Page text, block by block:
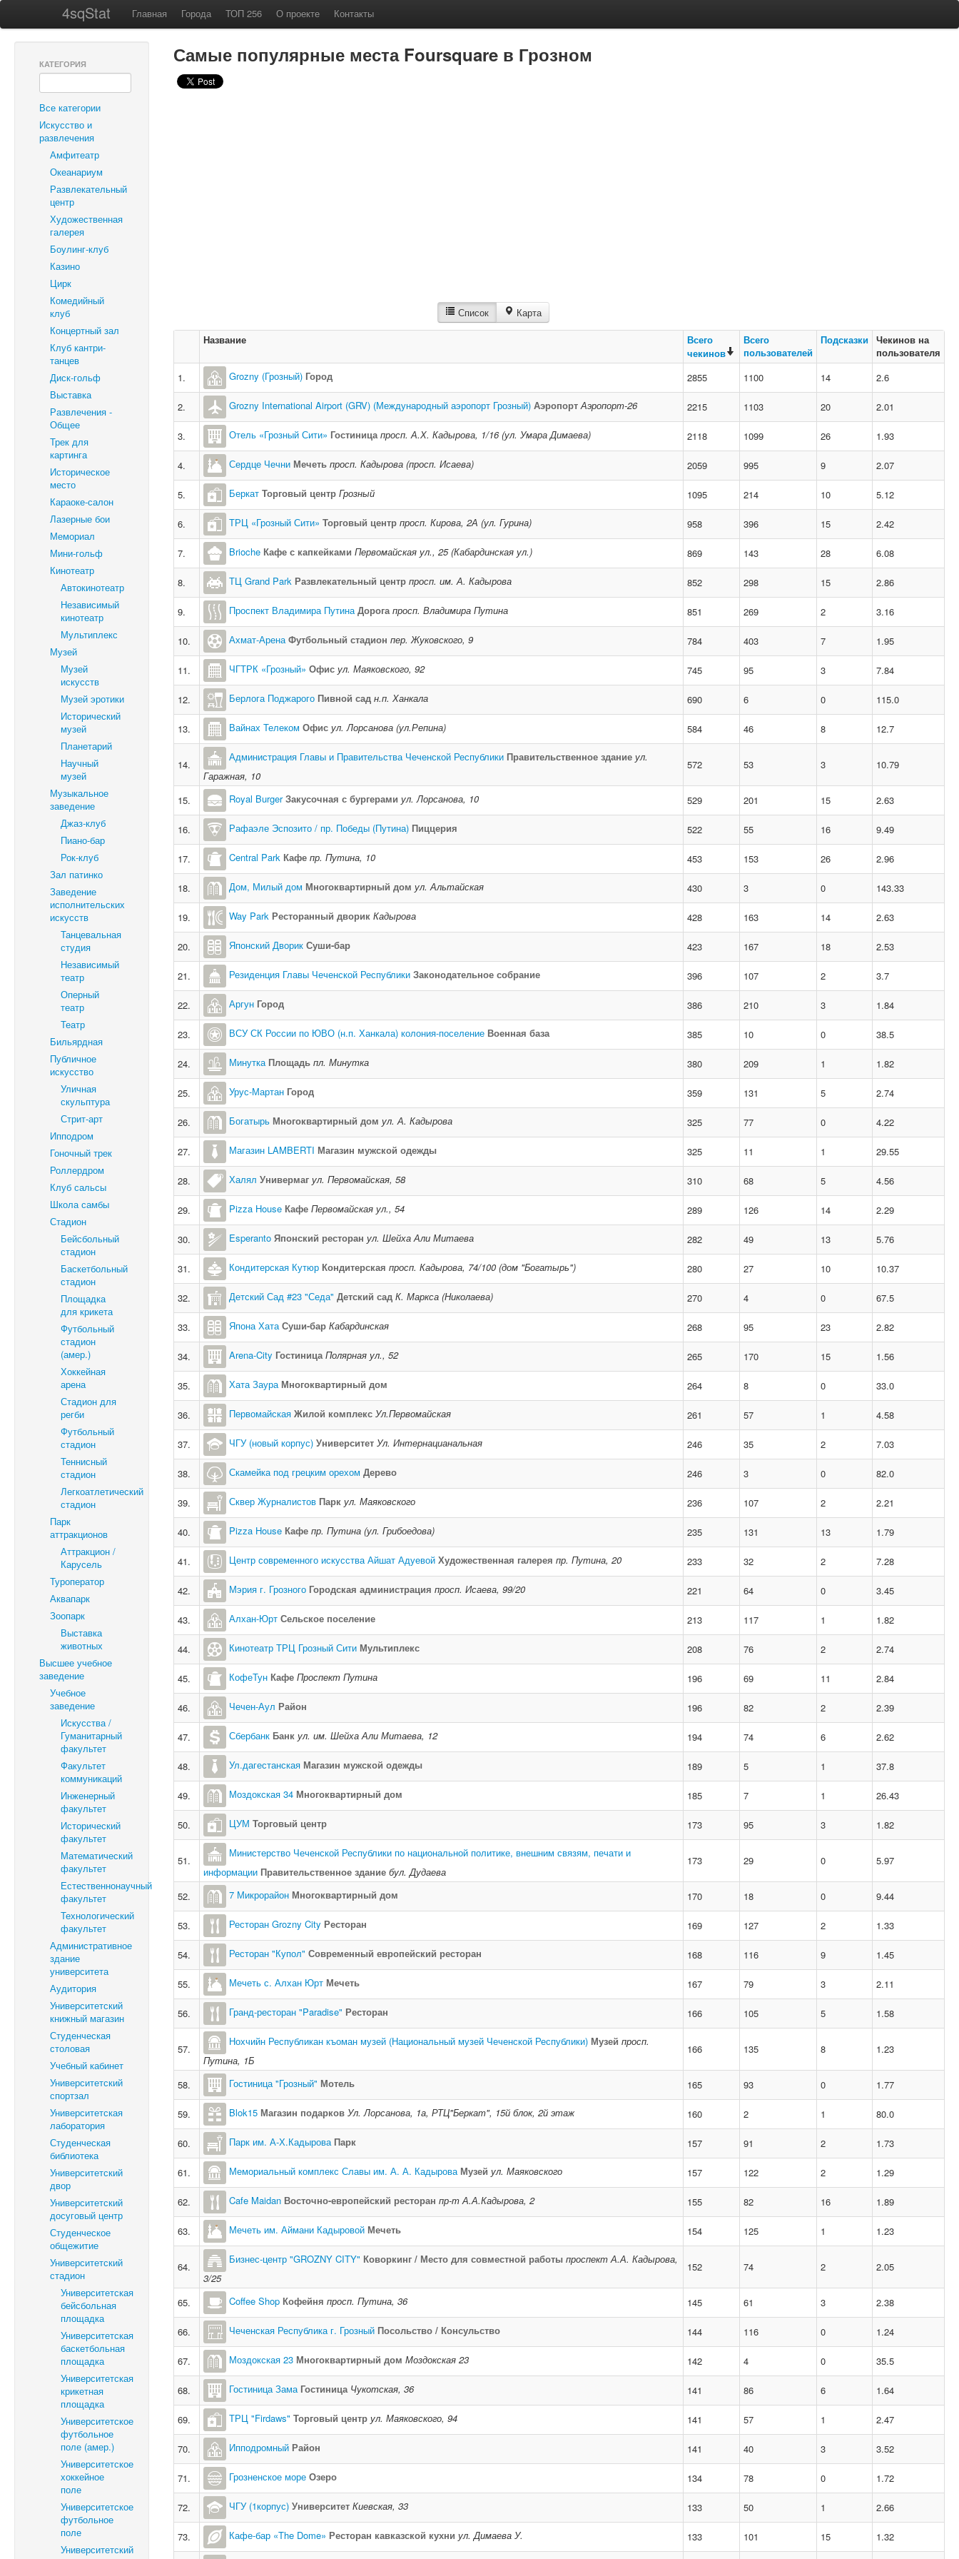
4sqStat Главная Города ТОП 256 О проекте Контакты
КАТЕГОРИЯ
Все категории
Искусство и
развлечения
Амфитеатр
Океанариум
Развлекательный
центр
Художественная
галерея
Боулинг-клуб
Казино
Цирк
Комедийный
клуб
Концертный зал
Клуб кантри-
танцев
Диск-гольф
Выставка
Развлечения -
Общее
Трек для
картинга
Историческое
место
Караоке-салон
Лазерные бои
Мемориал
Мини-гольф
Кинотеатр
Автокинотеатр
Независимый
кинотеатр
Мультиплекс
Музей
Музей
искусств
Музей эротики
Исторический
музей
Планетарий
Научный
музей
Музыкальное
заведение
Джаз-клуб
Пиано-бар
Рок-клуб
Зал патинко
Заведение
исполнительских
искусств
Танцевальная
студия
Независимый
театр
Оперный
театр
Театр
Бильярдная
Публичное
искусство
Уличная
скульптура
Стрит-арт
Ипподром
Гоночный трек
Роллердром
Клуб сальсы
Школа самбы
Стадион
Бейсбольный
стадион
Баскетбольный
стадион
Площадка
для крикета
Футбольный
стадион
(амер.)
Хоккейная
арена
Стадион для
регби
Футбольный
стадион
Теннисный
стадион
Легкоатлетический
стадион
Парк
аттракционов
Аттракцион /
Карусель
Туроператор
Аквапарк
Зоопарк
Выставка
животных
Высшее учебное
заведение
Учебное
заведение
Искусства /
Гуманитарный
факультет
Факультет
коммуникаций
Инженерный
факультет
Исторический
факультет
Математический
факультет
Естественнонаучный
факультет
Технологический
факультет
Административное
здание
университета
Аудитория
Университетский
книжный магазин
Студенческая
столовая
Учебный кабинет
Университетский
спортзал
Университетская
лаборатория
Студенческая
библиотека
Университетский
двор
Университетский
досуговый центр
Студенческое
общежитие
Университетский
стадион
Университетская
бейсбольная
площадка
Университетская
баскетбольная
площадка
Университетская
крикетная
площадка
Университетское
футбольное
поле (амер.)
Университетское
хоккейное
поле
Университетское
футбольное
поле
Университетский
Самые популярные места Foursquare в Грозном
Список
Карта
Название
Всего
чекинов
Всего
пользователей
Подсказки Чекинов на
пользователя
1.
Grozny (Грозный) Город 2855 1100 14 2.6
2. Grozny International Airport (GRV) (Международный аэропорт Грозный) Аэропорт Аэропорт-26 2215 1103 20 2.01
3. Отель «Грозный Сити» Гостиница просп. А.Х. Кадырова, 1/16 (ул. Умара Димаева) 2118 1099 26 1.93
4. Сердце Чечни Мечеть просп. Кадырова (просп. Исаева) 2059 995 9 2.07
5. Беркат Торговый центр Грозный 1095 214 10 5.12
6. ТРЦ «Грозный Сити» Торговый центр просп. Кирова, 2А (ул. Гурина) 958 396 15 2.42
7. Brioche Кафе с капкейками Первомайская ул., 25 (Кабардинская ул.) 869 143 28 6.08
8. ТЦ Grand Park Развлекательный центр просп. им. А. Кадырова 852 298 15 2.86
9. Проспект Владимира Путина Дорога просп. Владимира Путина 851 269 2 3.16
10. Ахмат-Арена Футбольный стадион пер. Жуковского, 9 784 403 7 1.95
11. ЧГТРК «Грозный» Офис ул. Маяковского, 92 745 95 3 7.84
12. Берлога Поджарого Пивной сад н.п. Ханкала 690 6 0 115.0
13. Вайнах Телеком Офис ул. Лорсанова (ул.Репина) 584 46 8 12.7
14.
Администрация Главы и Правительства Чеченской Республики Правительственное здание ул.
Гаражная, 10
572 53 3 10.79
15. Royal Burger Закусочная с бургерами ул. Лорсанова, 10 529 201 15 2.63
16. Рафаэле Эспозито / пр. Победы (Путина) Пиццерия 522 55 16 9.49
17. Central Park Кафе пр. Путина, 10 453 153 26 2.96
18. Дом, Милый дом Многоквартирный дом ул. Альтайская 430 3 0 143.33
19. Way Park Ресторанный дворик Кадырова 428 163 14 2.63
20. Японский Дворик Суши-бар 423 167 18 2.53
21. Резиденция Главы Чеченской Республики Законодательное собрание 396 107 2 3.7
22. Аргун Город 386 210 3 1.84
23. ВСУ СК России по ЮВО (н.п. Ханкала) колония-поселение Военная база 385 10 0 38.5
24. Минутка Площадь пл. Минутка 380 209 1 1.82
25. Урус-Мартан Город 359 131 5 2.74
26. Богатырь Многоквартирный дом ул. А. Кадырова 325 77 0 4.22
27. Магазин LAMBERTI Магазин мужской одежды 325 11 1 29.55
28. Халял Универмаг ул. Первомайская, 58 310 68 5 4.56
29. Pizza House Кафе Первомайская ул., 54 289 126 14 2.29
30. Esperanto Японский ресторан ул. Шейха Али Митаева 282 49 13 5.76
31. Кондитерская Кутюр Кондитерская просп. Кадырова, 74/100 (дом "Богатырь") 280 27 10 10.37
32. Детский Сад #23 "Седа" Детский сад К. Маркса (Николаева) 270 4 0 67.5
33. Япона Хата Суши-бар Кабардинская 268 95 23 2.82
34. Arena-City Гостиница Полярная ул., 52 265 170 15 1.56
35. Хата Заура Многоквартирный дом 264 8 0 33.0
36. Первомайская Жилой комплекс Ул.Первомайская 261 57 1 4.58
37. ЧГУ (новый корпус) Университет Ул. Интернацианальная 246 35 2 7.03
38. Скамейка под грецким орехом Дерево 246 3 0 82.0
39. Сквер Журналистов Парк ул. Маяковского 236 107 2 2.21
40. Pizza House Кафе пр. Путина (ул. Грибоедова) 235 131 13 1.79
41. Центр современного искусства Айшат Адуевой Художественная галерея пр. Путина, 20 233 32 2 7.28
42. Мэрия г. Грозного Городская администрация просп. Исаева, 99/20 221 64 0 3.45
43. Алхан-Юрт Сельское поселение 213 117 1 1.82
44. Кинотеатр ТРЦ Грозный Сити Мультиплекс 208 76 2 2.74
45. КофеТун Кафе Проспект Путина 196 69 11 2.84
46. Чечен-Аул Район 196 82 2 2.39
47. Сбербанк Банк ул. им. Шейха Али Митаева, 12 194 74 6 2.62
48. Ул.дагестанская Магазин мужской одежды 189 5 1 37.8
49. Моздокская 34 Многоквартирный дом 185 7 1 26.43
50. ЦУМ Торговый центр 173 95 3 1.82
51.
Министерство Чеченской Республики по национальной политике, внешним связям, печати и
информации Правительственное здание бул. Дудаева
173 29 0 5.97
52. 7 Микрорайон Многоквартирный дом 170 18 0 9.44
53. Ресторан Grozny City Ресторан 169 127 2 1.33
54. Ресторан "Купол" Современный европейский ресторан 168 116 9 1.45
55. Мечеть с. Алхан Юрт Мечеть 167 79 3 2.11
56. Гранд-ресторан "Paradise" Ресторан 166 105 5 1.58
57.
Нохчийн Республикан къоман музей (Национальный музей Чеченской Республики) Музей просп.
Путина, 1Б
166 135 8 1.23
58. Гостиница "Грозный" Мотель 165 93 0 1.77
59. Blok15 Магазин подарков Ул. Лорсанова, 1а, РТЦ"Беркат", 15й блок, 2й этаж 160 2 1 80.0
60. Парк им. А-Х.Кадырова Парк 157 91 2 1.73
61. Мемориальный комплекс Славы им. А. А. Кадырова Музей ул. Маяковского 157 122 2 1.29
62. Cafe Maidan Восточно-европейский ресторан пр-т А.А.Кадырова, 2 155 82 16 1.89
63. Мечеть им. Аймани Кадыровой Мечеть 154 125 1 1.23
64.
Бизнес-центр "GROZNY CITY" Коворкинг / Место для совместной работы проспект А.А. Кадырова,
3/25
152 74 2 2.05
65. Coffee Shop Кофейня просп. Путина, 36 145 61 3 2.38
66. Чеченская Республика г. Грозный Посольство / Консульство 144 116 0 1.24
67. Моздокская 23 Многоквартирный дом Моздокская 23 142 4 0 35.5
68. Гостиница Зама Гостиница Чукотская, 36 141 86 6 1.64
69. ТРЦ "Firdaws" Торговый центр ул. Маяковского, 94 141 57 1 2.47
70. Ипподромный Район 141 40 3 3.52
71. Грозненское море Озеро 134 78 0 1.72
72. ЧГУ (1корпус) Университет Киевская, 33 133 50 1 2.66
73. Кафе-бар «The Dome» Ресторан кавказской кухни ул. Димаева У. 133 101 15 1.32